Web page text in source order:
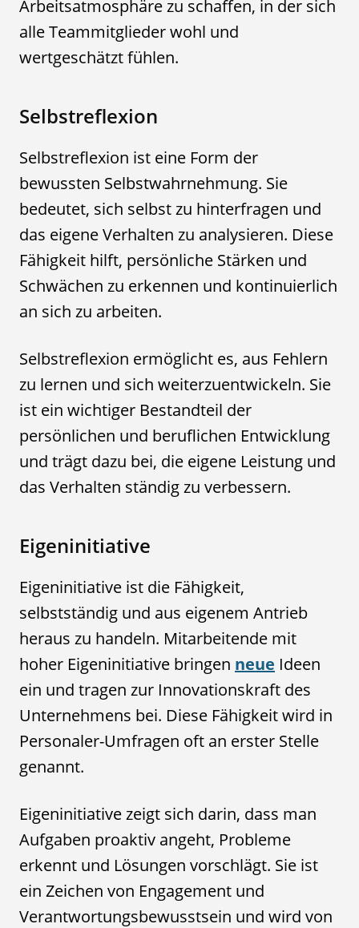
Arbeitsatmosphäre zu schaffen, in der sich
alle Teammitglieder wohl und
wertgeschätzt fühlen.
Selbstreflexion
Selbstreflexion ist eine Form der
bewussten Selbstwahrnehmung. Sie
bedeutet, sich selbst zu hinterfragen und
das eigene Verhalten zu analysieren. Diese
Fähigkeit hilft, persönliche Stärken und
Schwächen zu erkennen und kontinuierlich
an sich zu arbeiten.
Selbstreflexion ermöglicht es, aus Fehlern
zu lernen und sich weiterzuentwickeln. Sie
ist ein wichtiger Bestandteil der
persönlichen und beruflichen Entwicklung
und trägt dazu bei, die eigene Leistung und
das Verhalten ständig zu verbessern.
Eigeninitiative
Eigeninitiative ist die Fähigkeit,
selbstständig und aus eigenem Antrieb
heraus zu handeln. Mitarbeitende mit
hoher Eigeninitiative bringen neue Ideen
ein und tragen zur Innovationskraft des
Unternehmens bei. Diese Fähigkeit wird in
Personaler-Umfragen oft an erster Stelle
genannt.
Eigeninitiative zeigt sich darin, dass man
Aufgaben proaktiv angeht, Probleme
erkennt und Lösungen vorschlägt. Sie ist
ein Zeichen von Engagement und
Verantwortungsbewusstsein und wird von